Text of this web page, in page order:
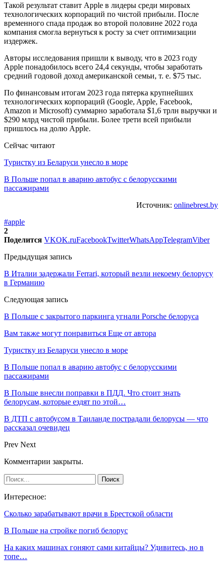
Такой результат ставит Apple в лидеры среди мировых
технологических корпораций по чистой прибыли. После
временного спада продаж во второй половине 2022 года
компания смогла вернуться к росту за счет оптимизации
издержек.
Авторы исследования пришли к выводу, что в 2023 году
Apple понадобилось всего 24,4 секунды, чтобы заработать
средний годовой доход американской семьи, т. е. $75 тыс.
По финансовым итогам 2023 года пятерка крупнейших
технологических корпораций (Google, Apple, Facebook,
Amazon и Microsoft) суммарно заработала $1,6 трлн выручки и
$290 млрд чистой прибыли. Более трети всей прибыли
пришлось на долю Apple.
Сейчас читают
Туристку из Беларуси унесло в море
В Польше попал в аварию автобус с белорусскими
пассажирами
Источник: onlinebrest.by
#apple
2
Поделится VKOK.ruFacebookTwitterWhatsAppTelegramViber
Предыдущая запись
В Италии задержали Ferrari, который везли некоему белорусу
в Германию
Следующая запись
В Польше с закрытого паркинга угнали Porsche белоруса
Вам также могут понравиться Еще от автора
Туристку из Беларуси унесло в море
В Польше попал в аварию автобус с белорусскими
пассажирами
В Польше внесли поправки в ПДД. Что стоит знать
белорусам, которые ездят по этой…
В ДТП с автобусом в Таиланде пострадали белорусы — что
рассказал очевидец
Prev Next
Комментарии закрыты.
Интересное:
Сколько зарабатывают врачи в Брестской области
В Польше на стройке погиб белорус
На каких машинах гоняют сами китайцы? Удивитесь, но в
топе…